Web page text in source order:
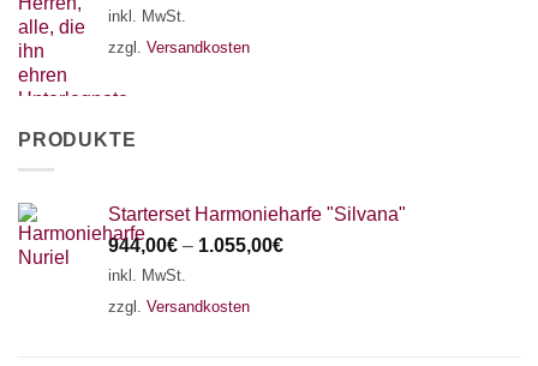
inkl. MwSt.
zzgl. Versandkosten
PRODUKTE
Starterset Harmonieharfe "Silvana"
944,00€ – 1.055,00€
inkl. MwSt.
zzgl. Versandkosten